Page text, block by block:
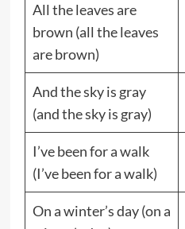
All the leaves are
brown (all the leaves
are brown)
And the sky is gray
(and the sky is gray)
I’ve been for a walk
(I’ve been for a walk)
On a winter’s day (on a